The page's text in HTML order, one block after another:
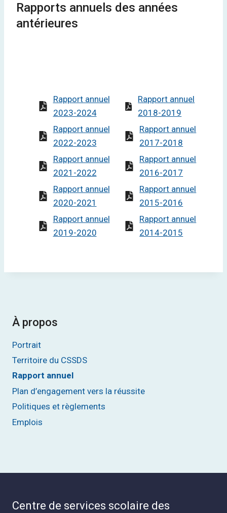
Rapports annuels des années
antérieures
Rapport annuel
2023-2024
Rapport annuel
2018-2019
Rapport annuel
2022-2023
Rapport annuel
2017-2018
Rapport annuel
2021-2022
Rapport annuel
2016-2017
Rapport annuel
2020-2021
Rapport annuel
2015-2016
Rapport annuel
2019-2020
Rapport annuel
2014-2015
À propos
Portrait
Territoire du CSSDS
Rapport annuel
Plan d’engagement vers la réussite
Politiques et règlements
Emplois
Centre de services scolaire des